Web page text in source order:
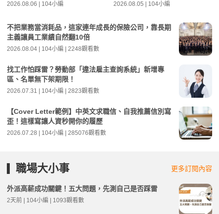
2026.08.06 | 104小編 2026.08.05 | 104小編
不把業務當消耗品，這家連年成長的保險公司，靠長期
主義讓員工業績自然翻10倍
2026.08.04 | 104小編 | 2248觀看數
找工作怕踩雷？勞動部「違法雇主查詢系統」新增專
區、名單無下架期限！
2026.07.31 | 104小編 | 2823觀看數
【Cover Letter範例】中英文求職信、自我推薦信別寫
歪！這樣寫讓人資秒開你的履歷
2026.07.28 | 104小編 | 285076觀看數
職場大小事 更多訂閱內容
外派高薪成功關鍵！五大問題，先測自己是否踩雷
2天前 | 104小編 | 1093觀看數